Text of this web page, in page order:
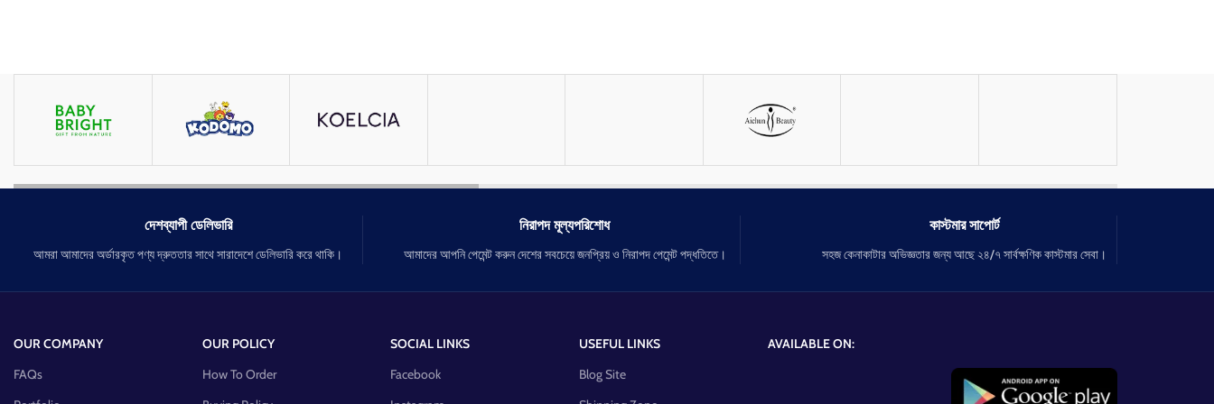
দেশব্যাপী ডেলিভারি
আমরা আমাদের অর্ডারকৃত পণ্য দ্রুততার সাথে সারাদেশে ডেলিভারি করে থাকি।
নিরাপদ মূল্যপরিশোধ
আমাদের আপনি পেমেন্ট করুন দেশের সবচেয়ে জনপ্রিয় ও নিরাপদ পেমেন্ট পদ্ধতিতে।
কাস্টমার সাপোর্ট
সহজ কেনাকাটার অভিজ্ঞতার জন্য আছে ২৪/৭ সার্বক্ষণিক কাস্টমার সেবা।
OUR COMPANY
FAQs
OUR POLICY
How To Order
SOCIAL LINKS
Facebook
USEFUL LINKS
Blog Site
AVAILABLE ON: